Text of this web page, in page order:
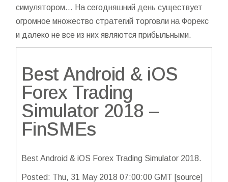
симулятором… На сегодняшний день существует
огромное множество стратегий торговли на Форекс
и далеко не все из них являются прибыльными.
Best Android & iOS
Forex Trading
Simulator 2018 –
FinSMEs
Best Android & iOS Forex Trading Simulator 2018.
Posted: Thu, 31 May 2018 07:00:00 GMT [source]